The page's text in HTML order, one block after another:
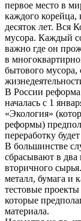
первое место в
каждого корейца,
десяток лет. Вся
мусора. Каждый
важно где он
в
бытового мусора,
В России
началась с 1
«Экология»
реформы)
переработку
В большинстве
сбрасывают в два
вторичного
металл, бумага и
тестовые
которые
материала.